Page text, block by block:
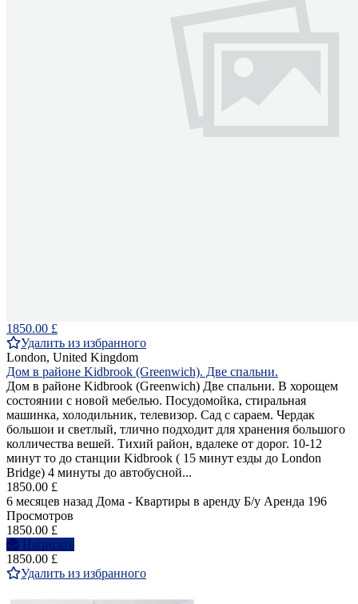
1850.00 £
Удалить из избранного
London, United Kingdom
Дом в районе Kidbrook (Greenwich). Две спальни.
Дом в районе Kidbrook (Greenwich) Две спальни. В хорощем
состоянии с новой мебелью. Посудомойка, стиральная
машинка, холодильник, телевизор. Сад с сараем. Чердак
большои и светлый, тлично подходит для хранения большого
колличества вешей. Тихий район, вдалеке от дорог. 10-12
минут то до станции Kidbrook ( 15 минут езды до London
Bridge) 4 минуты до автобусной...
1850.00 £
6 месяцев назад Дома - Квартиры в аренду Б/у Аренда 196
Просмотров
1850.00 £
Написать
1850.00 £
Удалить из избранного